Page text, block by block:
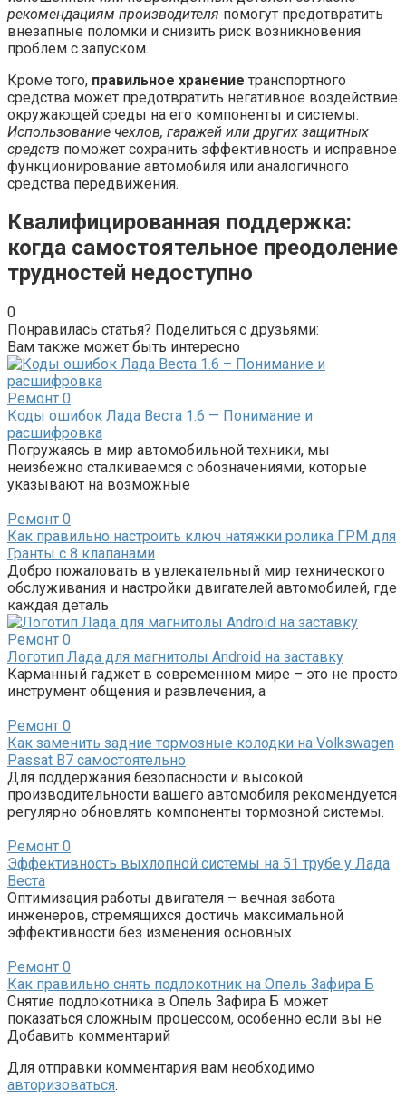
рекомендациям производителя помогут предотвратить
внезапные поломки и снизить риск возникновения
проблем с запуском.
Кроме того, правильное хранение транспортного
средства может предотвратить негативное воздействие
окружающей среды на его компоненты и системы.
Использование чехлов, гаражей или других защитных
средств поможет сохранить эффективность и исправное
функционирование автомобиля или аналогичного
средства передвижения.
Квалифицированная поддержка:
когда самостоятельное преодоление
трудностей недоступно
0
Понравилась статья? Поделиться с друзьями:
Вам также может быть интересно
Ремонт 0
Коды ошибок Лада Веста 1.6 — Понимание и
расшифровка
Погружаясь в мир автомобильной техники, мы
неизбежно сталкиваемся с обозначениями, которые
указывают на возможные
Ремонт 0
Как правильно настроить ключ натяжки ролика ГРМ для
Гранты с 8 клапанами
Добро пожаловать в увлекательный мир технического
обслуживания и настройки двигателей автомобилей, где
каждая деталь
Ремонт 0
Логотип Лада для магнитолы Android на заставку
Карманный гаджет в современном мире – это не просто
инструмент общения и развлечения, а
Ремонт 0
Как заменить задние тормозные колодки на Volkswagen
Passat B7 самостоятельно
Для поддержания безопасности и высокой
производительности вашего автомобиля рекомендуется
регулярно обновлять компоненты тормозной системы.
Ремонт 0
Эффективность выхлопной системы на 51 трубе у Лада
Веста
Оптимизация работы двигателя – вечная забота
инженеров, стремящихся достичь максимальной
эффективности без изменения основных
Ремонт 0
Как правильно снять подлокотник на Опель Зафира Б
Снятие подлокотника в Опель Зафира Б может
показаться сложным процессом, особенно если вы не
Добавить комментарий
Для отправки комментария вам необходимо
авторизоваться.